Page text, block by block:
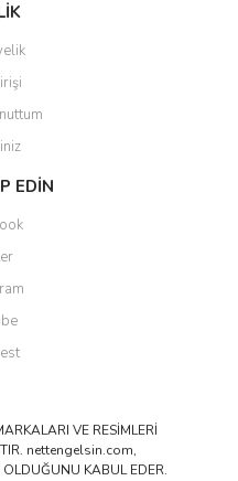
EDİN
VE RESİMLERİ
nettengelsin.com,
KABUL EDER.